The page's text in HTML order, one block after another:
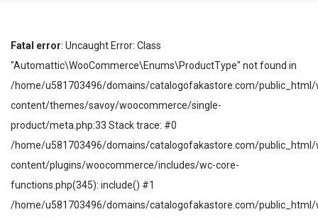
Fatal error: Uncaught Error: Class
"Automattic\WooCommerce\Enums\ProductType" not found in
/home/u581703496/domains/catalogofakastore.com/public_html/
content/themes/savoy/woocommerce/single-
product/meta.php:33 Stack trace: #0
/home/u581703496/domains/catalogofakastore.com/public_html/
content/plugins/woocommerce/includes/wc-core-
functions.php(345): include() #1
/home/u581703496/domains/catalogofakastore.com/public_html/